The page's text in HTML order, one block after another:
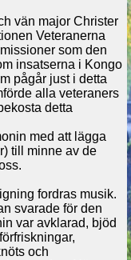
vän major Christer
Veteranerna
som den
insatserna i Kongo
pågår just i detta
alla veteraners
detta
med att lägga
till minne av de
fordras musik.
svarade för den
var avklarad, bjöd
och